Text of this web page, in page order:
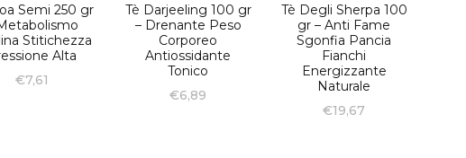
Semi 250 gr
Stitichezza
Alta
€7,61
Tè Darjeeling 100 gr
– Drenante Peso
Corporeo
Antiossidante
Tonico
€6,89
Tè Degli Sherpa 100
gr – Anti Fame
Sgonfia Pancia
Fianchi
Energizzante
Naturale
€19,67